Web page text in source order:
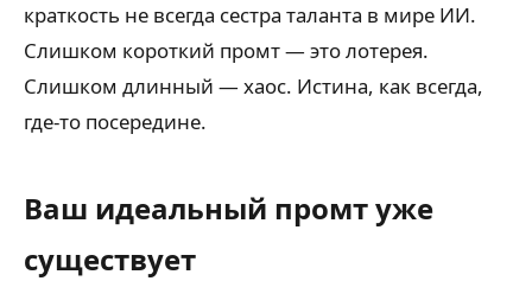
краткость не всегда сестра таланта в мире ИИ.
Слишком короткий промт — это лотерея.
Слишком длинный — хаос. Истина, как всегда,
где-то посередине.
Ваш идеальный промт уже
существует